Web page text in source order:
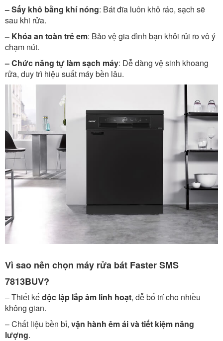
– Sấy khô bằng khí nóng: Bát đĩa luôn khô ráo, sạch sẽ
sau khi rửa.
– Khóa an toàn trẻ em: Bảo vệ gia đình bạn khỏi rủi ro vô ý
chạm nút.
– Chức năng tự làm sạch máy: Dễ dàng vệ sinh khoang
rửa, duy trì hiệu suất máy bền lâu.
Vì sao nên chọn máy rửa bát Faster SMS
7813BUV?
– Thiết kếđộc lập lắp âm linh hoạt, dễ bố trí cho nhiều
không gian.
– Chất liệu bền bỉ, vận hành êm ái và tiết kiệm năng
lượng.